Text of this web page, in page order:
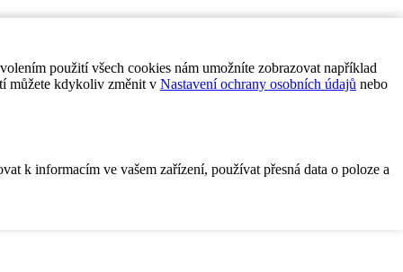
použití všech cookies nám umožníte zobrazovat například
můžete kdykoliv změnit v Nastavení ochrany osobních údajů nebo
k informacím ve vašem zařízení, používat přesná data o poloze a